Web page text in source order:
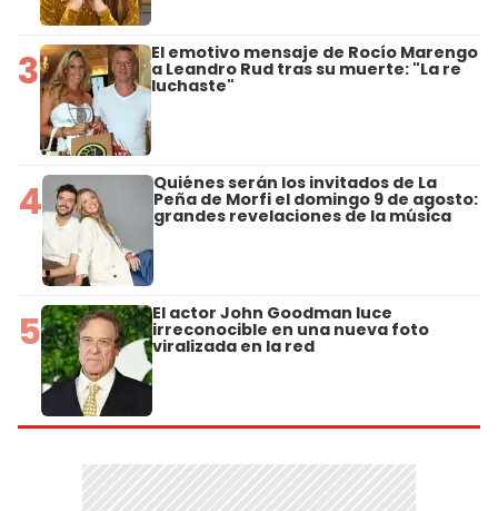
3 El emotivo mensaje de Rocío Marengo
a Leandro Rud tras su muerte: "La re
luchaste"
4 Quiénes serán los invitados de La
Peña de Morfi el domingo 9 de agosto:
grandes revelaciones de la música
5 El actor John Goodman luce
irreconocible en una nueva foto
viralizada en la red